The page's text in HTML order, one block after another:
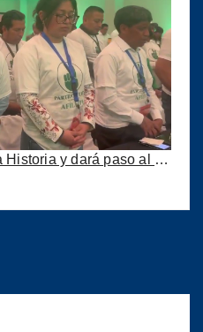
Partido Verde pasará a la Historia y dará paso al Partido Calidad